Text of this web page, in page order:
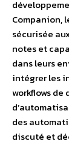
Companion,
sécurisée
notes et
dans leurs
intégrer les
workflows
des
discuté et